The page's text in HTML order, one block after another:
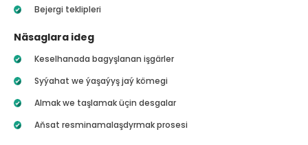
Bejergi teklipleri
Näsaglara ideg
Keselhanada bagyşlanan işgärler
Syýahat we ýaşaýyş jaý kömegi
Almak we taşlamak üçin desgalar
Aňsat resminamalaşdyrmak prosesi